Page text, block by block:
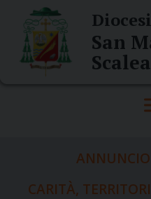
content
San
Scalea
ANNUNCIO
CARITÀ,